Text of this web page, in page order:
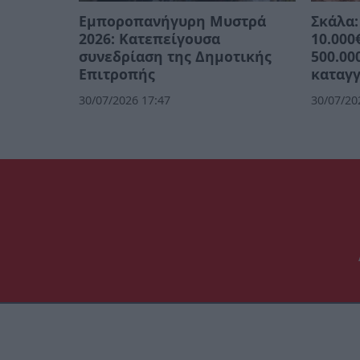
Εμποροπανήγυρη Μυστρά
2026: Κατεπείγουσα
συνεδρίαση της Δημοτικής
Επιτροπής
30/07/2026 17:47 30/07/